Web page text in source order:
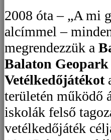
2008 óta – „A mi
alcímmel –
megrendezzük a
Balaton Geopark
Vetélkedőjátékot
területén működő
iskolák felső
vetélkedőjáték